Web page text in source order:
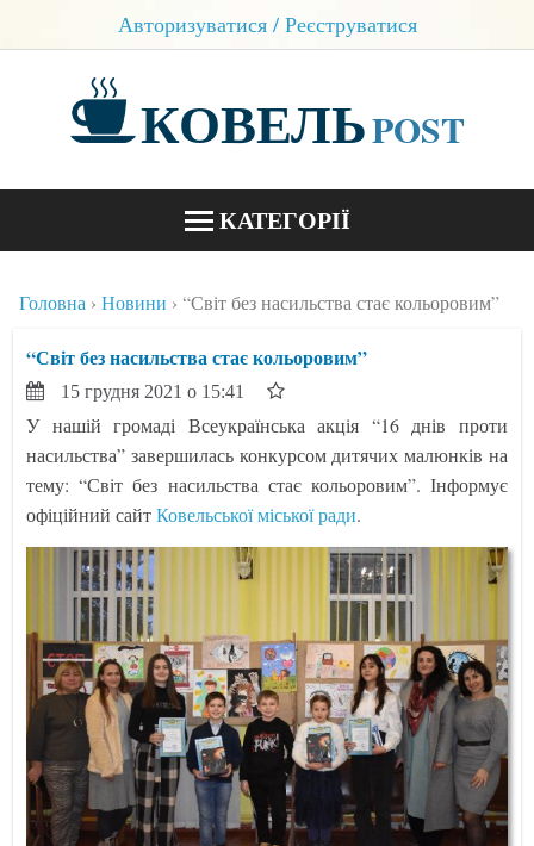
Авторизуватися / Реєструватися
КОВЕЛЬPOST
КАТЕГОРІЇ
КОНТАКТИ
Головна Новини “Світ без насильства стає кольоровим”
“Світ без насильства стає кольоровим”
15 грудня 2021 о 15:41
У нашій громаді Всеукраїнська акція “16 днів проти
насильства” завершилась конкурсом дитячих малюнків на
тему: “Світ без насильства стає кольоровим”. Інформує
офіційний сайтКовельської міської ради.